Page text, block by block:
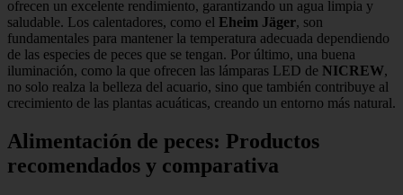
ofrecen un excelente rendimiento, garantizando un agua limpia y
saludable. Los calentadores, como el Eheim Jäger, son
fundamentales para mantener la temperatura adecuada dependiendo
de las especies de peces que se tengan. Por último, una buena
iluminación, como la que ofrecen las lámparas LED de NICREW,
no solo realza la belleza del acuario, sino que también contribuye al
crecimiento de las plantas acuáticas, creando un entorno más natural.
Alimentación de peces: Productos
recomendados y comparativa